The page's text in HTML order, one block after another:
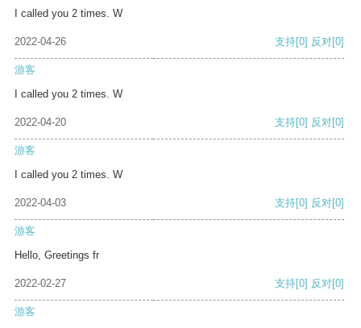
I called you 2 times. W
2022-04-26 支持[0] 反对[0]
游客
I called you 2 times. W
2022-04-20 支持[0] 反对[0]
游客
I called you 2 times. W
2022-04-03 支持[0] 反对[0]
游客
Hello, Greetings fr
2022-02-27 支持[0] 反对[0]
游客